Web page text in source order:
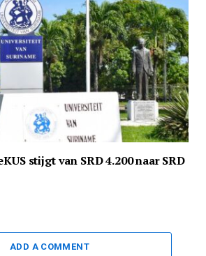
stijgt van SRD 4.200 naar SRD
ADD A COMMENT